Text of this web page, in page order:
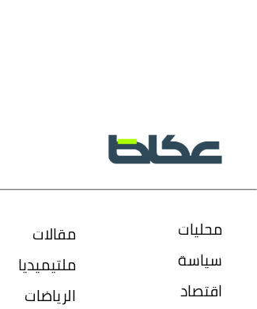
محليات
سياسة
اقتصاد
مقالات
ملتيميديا
الرياضات